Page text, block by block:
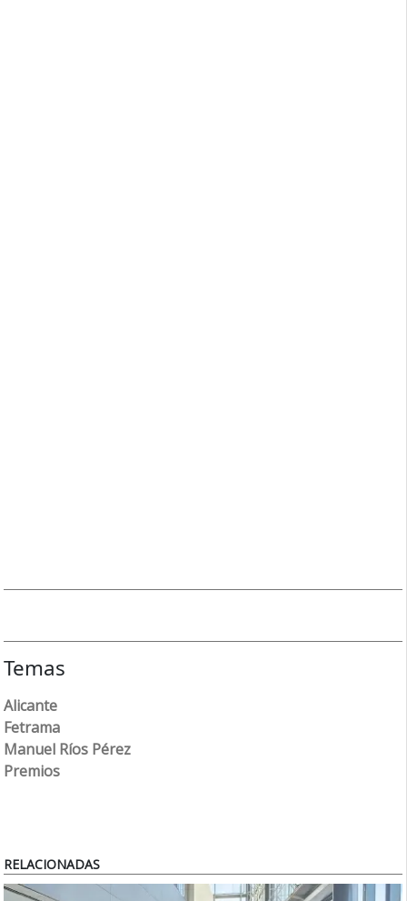
Temas
Alicante
Fetrama
Manuel Ríos Pérez
Premios
RELACIONADAS